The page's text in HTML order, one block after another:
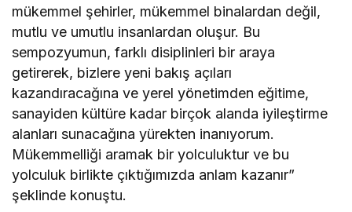
mükemmel şehirler, mükemmel binalardan değil,
mutlu ve umutlu insanlardan oluşur. Bu
sempozyumun, farklı disiplinleri bir araya
getirerek, bizlere yeni bakış açıları
kazandıracağına ve yerel yönetimden eğitime,
sanayiden kültüre kadar birçok alanda iyileştirme
alanları sunacağına yürekten inanıyorum.
Mükemmelliği aramak bir yolculuktur ve bu
yolculuk birlikte çıktığımızda anlam kazanır”
şeklinde konuştu.